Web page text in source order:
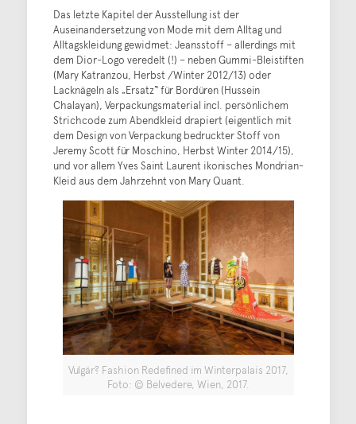
Das letzte Kapitel der Ausstellung ist der
Auseinandersetzung von Mode mit dem Alltag und
Alltagskleidung gewidmet: Jeansstoff – allerdings mit
dem Dior-Logo veredelt (!) – neben Gummi-Bleistiften
(Mary Katranzou, Herbst /Winter 2012/13) oder
Lacknägeln als „Ersatz“ für Bordüren (Hussein
Chalayan), Verpackungsmaterial incl. persönlichem
Strichcode zum Abendkleid drapiert (eigentlich mit
dem Design von Verpackung bedruckter Stoff von
Jeremy Scott für Moschino, Herbst Winter 2014/15),
und vor allem Yves Saint Laurent ikonisches Mondrian-
Kleid aus dem Jahrzehnt von Mary Quant.
Vulgär? Fashion Redefined im Winterpalais 2017,
Foto: © Belvedere, Wien, 2017.